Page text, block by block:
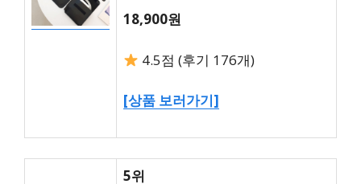
18,900원
4.5점 (후기 176개)
[상품 보러가기]
5위